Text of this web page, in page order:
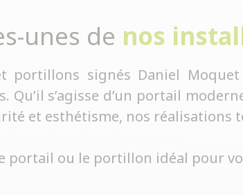
unes de nos
portillons signés Daniel
s’agisse d’un portail
et esthétisme, nos réalisations
portail ou le portillon idéal pour